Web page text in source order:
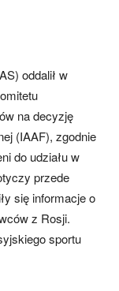
oddalił w
na decyzję
(IAAF), zgodnie
do udziału w
przede
się informacje o
z Rosji.
sportu